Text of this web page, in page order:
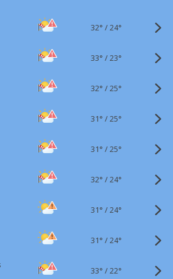
32° /24°
33° /23°
32° /25°
31° /25°
31° /25°
32° /24°
31° /24°
31° /24°
33° /22°